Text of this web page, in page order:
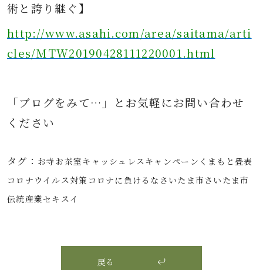
術と誇り継ぐ】
http://www.asahi.com/area/saitama/arti
cles/MTW20190428111220001.html
「ブログをみて…」とお気軽にお問い合わせ
ください
タグ： お寺お茶室キャッシュレスキャンペーン くまもと畳表
コロナウイルス対策 コロナに負けるな さいたま市 さいたま市
伝統産業セキスイ
戻る